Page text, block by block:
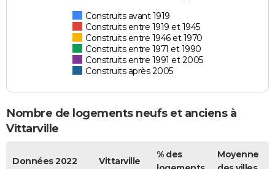
Construits avant 1919
Construits entre 1919 et 1945
Construits entre 1946 et 1970
Construits entre 1971 et 1990
Construits entre 1991 et 2005
Construits après 2005
Nombre de logements neufs et anciens à
Vittarville
Données 2022 Vittarville
% des
Moyenne